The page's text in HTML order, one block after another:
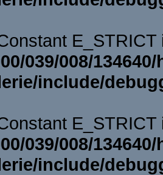
039/008/
include/
039/008/
include/